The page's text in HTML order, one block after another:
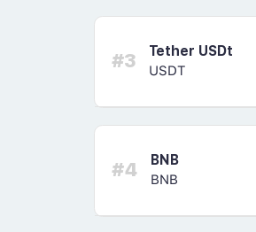
#3
Tether USDt
USDT
#4
BNB
BNB